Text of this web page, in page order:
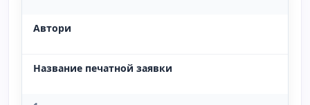
Автори
Название печатной заявки